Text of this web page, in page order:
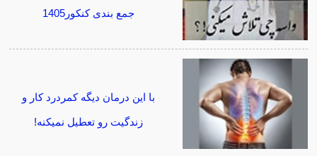
جمع بندی کنکور1405
با این درمان دیگه کمردرد کار و
زندگیت رو تعطیل نمیکنه!